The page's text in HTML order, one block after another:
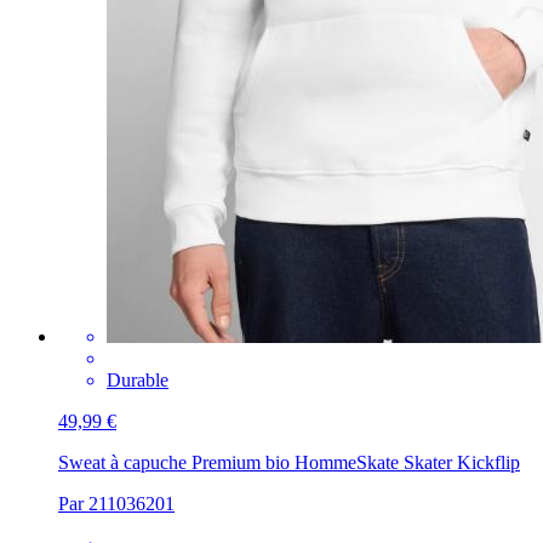
Durable
49,99 €
Sweat à capuche Premium bio HommeSkate Skater Kickflip
Par 211036201